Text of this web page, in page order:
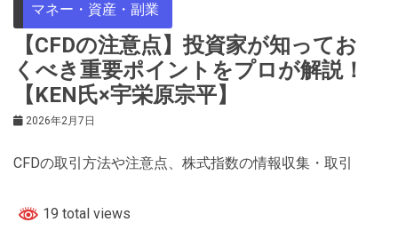
マネー・資産・副業
【CFDの注意点】投資家が知ってお
くべき重要ポイントをプロが解説！
【KEN氏×宇栄原宗平】
2026年2月7日
CFDの取引方法や注意点、株式指数の情報収集・取引
19 total views